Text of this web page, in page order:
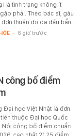
là tình trạng không ít
phải. Theo bác sĩ, gàu
thuần do da đầu bẩn…
- 6 giờ trước
công bố điểm
Đại học Việt Nhật là đơn
thuộc Đại học Quốc
Nội công bố điểm chuẩn